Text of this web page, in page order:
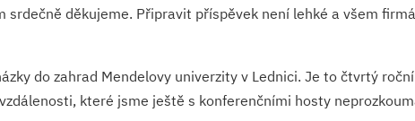
děkujeme. Připravit příspěvek není lehké a všem
do zahrad Mendelovy univerzity v Lednici. Je to čtvrtý
které jsme ještě s konferenčními hosty